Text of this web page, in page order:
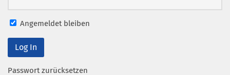
Angemeldet bleiben
Passwort zurücksetzen